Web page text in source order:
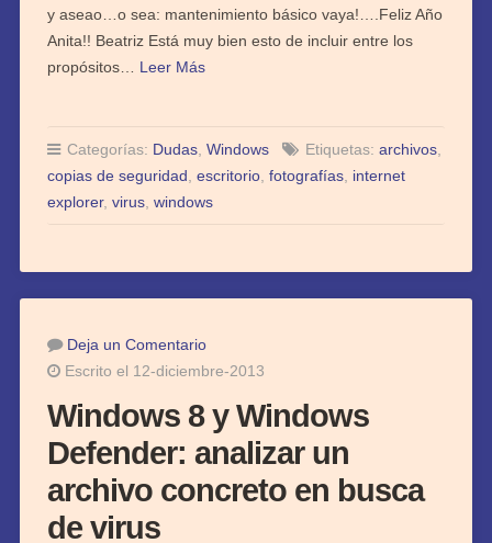
y aseao…o sea: mantenimiento básico vaya!….Feliz Año
Anita!! Beatriz Está muy bien esto de incluir entre los
propósitos… Leer Más
Categorías: Dudas, Windows Etiquetas: archivos,
copias de seguridad escritorio, fotografías, internet
explorer, virus, windows
Deja un Comentario
Escrito el 12-diciembre-2013
Windows 8 y Windows
Defender: analizar un
archivo concreto en busca
de virus